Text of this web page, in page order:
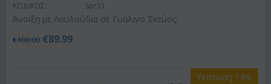
ΚΩΔΙΚΟΣ: Spr31
Άνοιξη με Λουλούδια σε Γυάλινο Σκεύος.
€100.00 €89.99
Έκπτωση 14%